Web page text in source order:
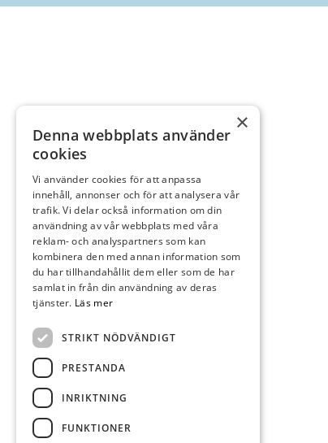
×
Denna webbplats använder
cookies
Vi använder cookies för att anpassa
innehåll, annonser och för att analysera vår
trafik. Vi delar också information om din
användning av vår webbplats med våra
reklam- och analyspartners som kan
kombinera den med annan information som
du har tillhandahållit dem eller som de har
samlat in från din användning av deras
tjänster. Läs mer
STRIKT NÖDVÄNDIGT
PRESTANDA
INRIKTNING
FUNKTIONER